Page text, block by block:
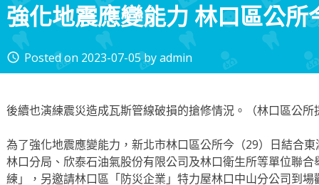
強化地震應變能力 林口區公所
access_time Posted on 2023-07-05byadmin
後續也演練震災造成瓦斯管線破損的搶修情況。（林口區公所
為了強化地震應變能力，新北市林口區公所今（29）日結合
林口分局、欣泰石油氣股份有限公司及林口衛生所等單位聯
練」，另邀請林口區「防災企業」特力屋林口中山分公司到場